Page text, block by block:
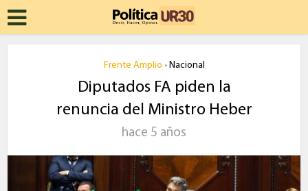
Frente Amplio • Nacional
Diputados FA piden la
renuncia del Ministro Heber
hace 5 años